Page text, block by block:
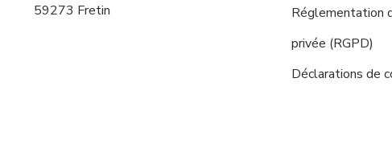
59273 Fretin
Réglementation
privée (RGPD)
Déclarations de